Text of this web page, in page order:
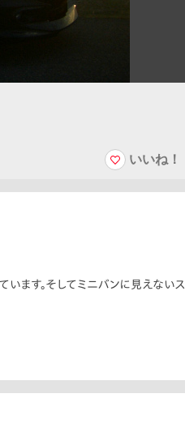
いいね！
います。そしてミニバンに見えないス